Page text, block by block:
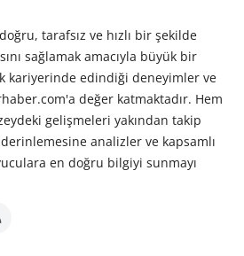
tarafsız ve hızlı bir şekilde
sağlamak amacıyla büyük bir
kariyerinde edindiği deneyimler ve
değer katmaktadır. Hem
gelişmeleri yakından takip
derinlemesine analizler ve kapsamlı
en doğru bilgiyi sunmayı